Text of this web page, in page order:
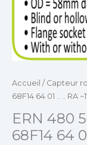
Accueil / Capteur
68F14 64 01 .. .. RA
ERN 480
68F14 64
~1Vcc
07
01